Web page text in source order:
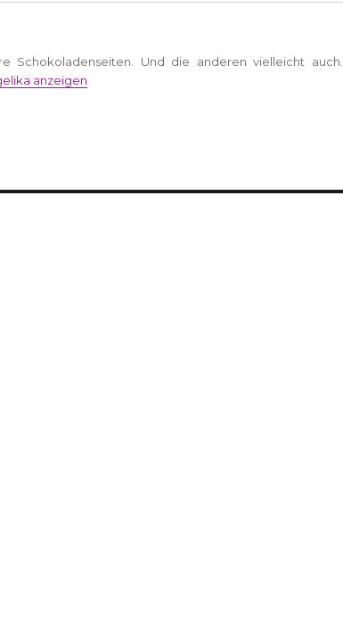
Schokoladenseiten. Und die anderen vielleicht auch.
anzeigen